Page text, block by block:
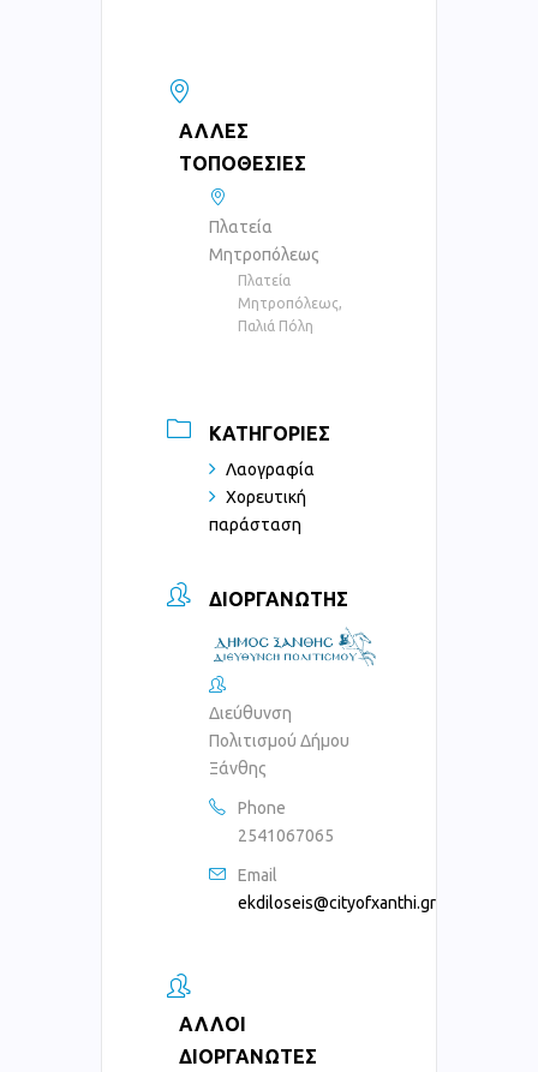
ΆΛΛΕΣ
ΤΟΠΟΘΕΣΊΕΣ
Πλατεία
Μητροπόλεως
Πλατεία
Μητροπόλεως,
Παλιά Πόλη
ΚΑΤΗΓΟΡΊΕΣ
Λαογραφία
Χορευτική
παράσταση
ΔΙΟΡΓΑΝΩΤΉΣ
Διεύθυνση
Πολιτισμού Δήμου
Ξάνθης
Phone
2541067065
Email
ekdiloseis@cityofxanthi.gr
ΆΛΛΟΙ
ΔΙΟΡΓΑΝΩΤΈΣ